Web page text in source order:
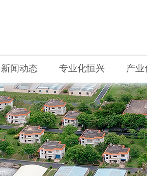
新闻动态 专业化恒兴 产业